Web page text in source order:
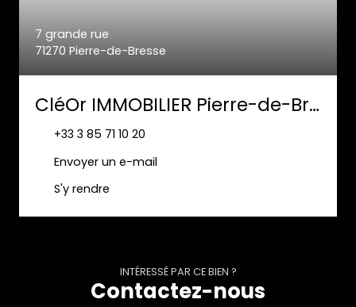
7 grande rue
71270 Pierre-de-Bresse
CléOr IMMOBILIER Pierre-de-Bresse
+33 3 85 71 10 20
Envoyer un e-mail
S'y rendre
INTÉRESSÉ PAR CE BIEN ?
Contactez-nous